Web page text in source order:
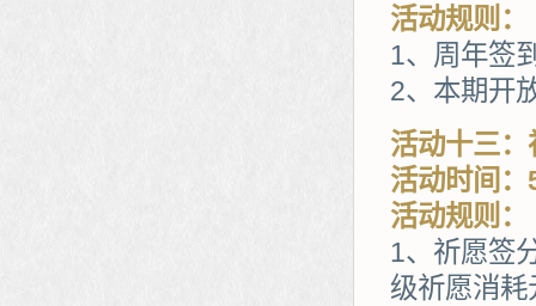
活动规则：
1、周年签
2、本期开
活动十三：
活动时间
活动规则：
1、祈愿签
级祈愿消